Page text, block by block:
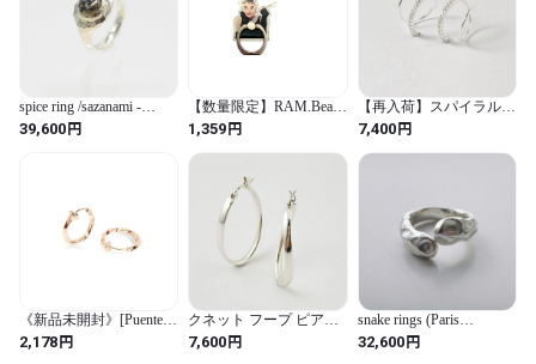
spice ring /sazanami -
SV925
39,600円
【数量限定】RAM.Beans
オードリーヘップバーン
オードリー マリリンモ
ンロー トランプ マイケ
ルジャクソン アメコミ
風 バンカーリング スマ
ホリング 落下防止 スタ
ンド機能 360度回転 (オ
ードリーヘップバーン)
(オードリーヘップバー
1,359円
【再入荷】スパイラル
ジルコニア フープ ピア
ス
7,400円
《新品未開封》[Puente]
ピアス穴不要 フェイク
ピアス ひねり ツイスト
2,178円
クネット フープ ピアス
細
7,600円
snake rings (Paris
Collection)
32,600円